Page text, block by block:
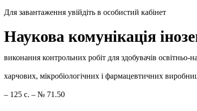
Для завантаження увійдіть в особистий кабінет
Наукова комунікація
виконання контрольних робіт для здобувачів
харчових, мікробіологічних і фармацевтичних
– 125 с. – № 71.50